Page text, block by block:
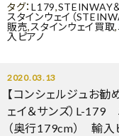
タグ：L179,STEINWAY
スタインウェイ（
販売,スタインウェイ買取,
入ピアノ
2020.03.13
【コンシェルジュお
ェイ＆サンズ）L-
（奥行179cm） 輸入